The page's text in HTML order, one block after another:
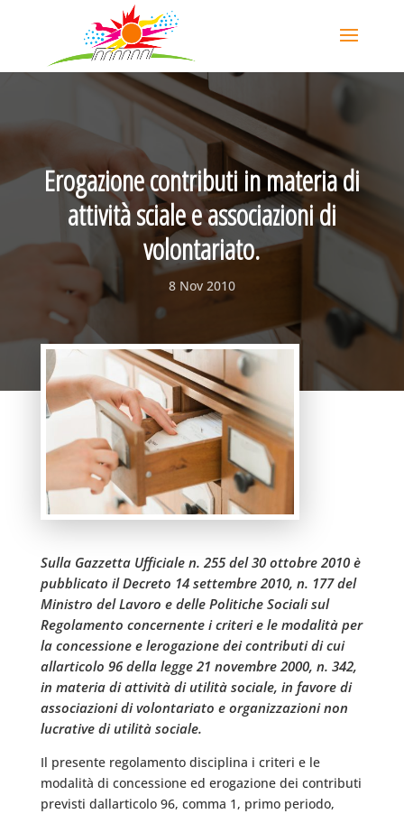
Erogazione contributi in materia di
attività sciale e associazioni di
volontariato.
8 Nov 2010
Sulla Gazzetta Ufficiale n. 255 del 30 ottobre 2010 è
pubblicato il Decreto 14 settembre 2010, n. 177 del
Ministro del Lavoro e delle Politiche Sociali sul
Regolamento concernente i criteri e le modalità per
la concessione e lerogazione dei contributi di cui
allarticolo 96 della legge 21 novembre 2000, n. 342,
in materia di attività di utilità sociale, in favore di
associazioni di volontariato e organizzazioni non
lucrative di utilità sociale.
Il presente regolamento disciplina i criteri e le
modalità di concessione ed erogazione dei contributi
previsti dallarticolo 96, comma 1, primo periodo,